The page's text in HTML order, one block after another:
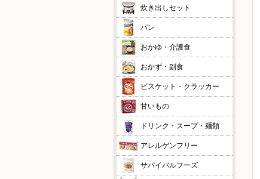
炊き出しセット
パン
おかゆ・介護食
おかず・副食
ビスケット・クラッカー
甘いもの
ドリンク・スープ・麺類
アレルゲンフリー
サバイバルフーズ